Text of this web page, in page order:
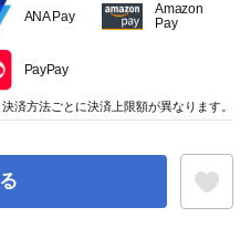
ANA Pay
Amazon
Pay
PayPay
決済方法ごとに決済上限額が異なります。